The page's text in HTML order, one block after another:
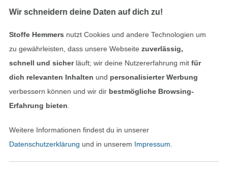
Kontakt
Bestellung widerrufen
Finde mehr Inspiration
Wir schneidern deine Daten auf dich zu!
Stoffe Hemmers nutzt Cookies und andere Technologien um
zu gewährleisten, dass unsere Webseite zuverlässig,
schnell und sicherläuft; wir deine Nutzererfahrung mitfür
dich relevanten Inhalten und personalisierter Werbung
verbessern können und wir dir bestmögliche Browsing-
Erfahrung bieten
Weitere Informationen findest du in unserer
Datenschutzerklärung und in unserem Impressum